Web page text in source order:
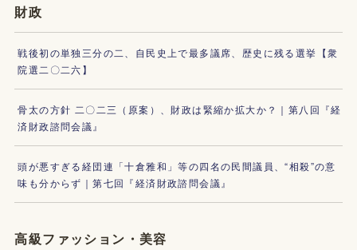
財政
戦後初の単独三分の二、自民史上で最多議席、歴史に残る選挙【衆
院選二〇二六】
骨太の方針 二〇二三（原案）、財政は緊縮か拡大か？｜第八回『経
済財政諮問会議』
頭が悪すぎる経団連「十倉雅和」等の四名の民間議員、“相殺”の意
味も分からず｜第七回『経済財政諮問会議』
高級ファッション・美容